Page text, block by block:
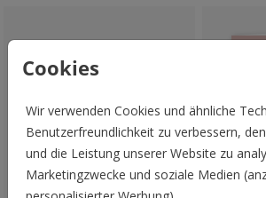
Cookies
Wir verwenden Cookies und ähnliche
Benutzerfreundlichkeit zu verbessern,
und die Leistung unserer Website zu
Marketingzwecke und soziale Medien